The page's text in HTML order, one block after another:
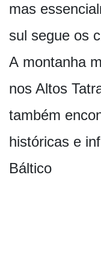
mas
sul segue os
A montanha
nos Altos
também
históricas e
Báltico